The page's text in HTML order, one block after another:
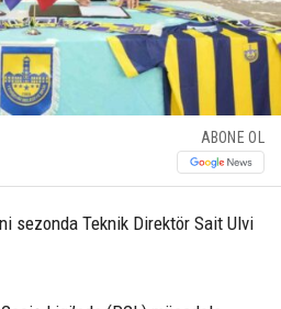
ABONE OL
sezonda Teknik Direktör Sait Ulvi